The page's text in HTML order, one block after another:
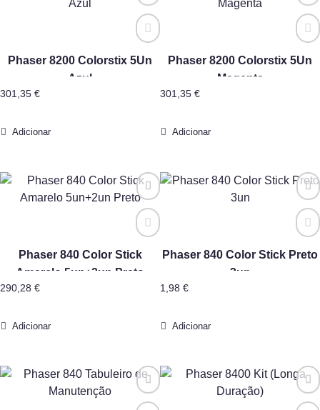
Phaser 8200 Colorstix 5Un
Azul
301,35 €
Adicionar
Phaser 8200 Colorstix 5Un
Magenta
301,35 €
Adicionar
Phaser 840 Color Stick
Amarelo 5un+2un Preto
290,28 €
Adicionar
Phaser 840 Color Stick Preto
3un
1,98 €
Adicionar